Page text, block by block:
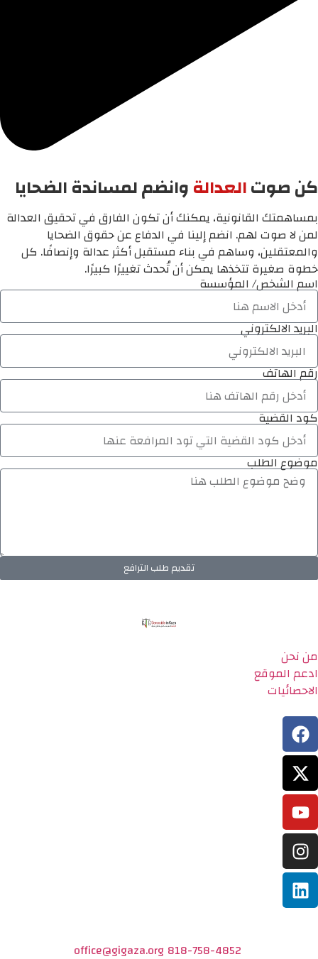
كن صوتالعدالةوانضم لمساندة الضحايا
بمساهمتك القانونية، يمكنك أن تكون الفارق في تحقيق العدالة
لمن لا صوت لهم. انضم إلينا في الدفاع عن حقوق الضحايا
والمعتقلين، وساهم في بناء مستقبل أكثر عدالة وإنصافًا. كل
خطوة صغيرة تتخذها يمكن أن تُحدث تغييرًا كبيرًا.
اسم الشخص/ المؤسسة
البريد الالكتروني
رقم الهاتف
كود القضية
موضوع الطلب
تقديم طلب الترافع
من نحن
ادعم الموقع
الاحصائيات
818-758-4852
office@gigaza.org